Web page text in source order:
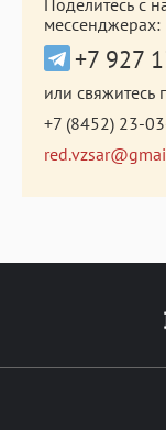
мессенджерах:
+7 927
или свяжитесь
+7 (8452) 23-